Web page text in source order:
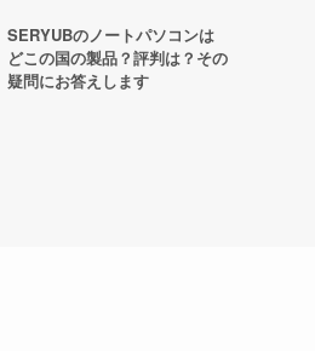
SERYUBのノートパソコンは
どこの国の製品？評判は？その
疑問にお答えします